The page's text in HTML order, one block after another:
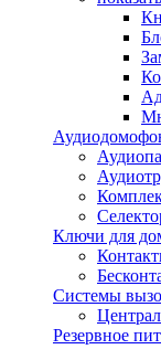
Ключи для
Системы
Резервное